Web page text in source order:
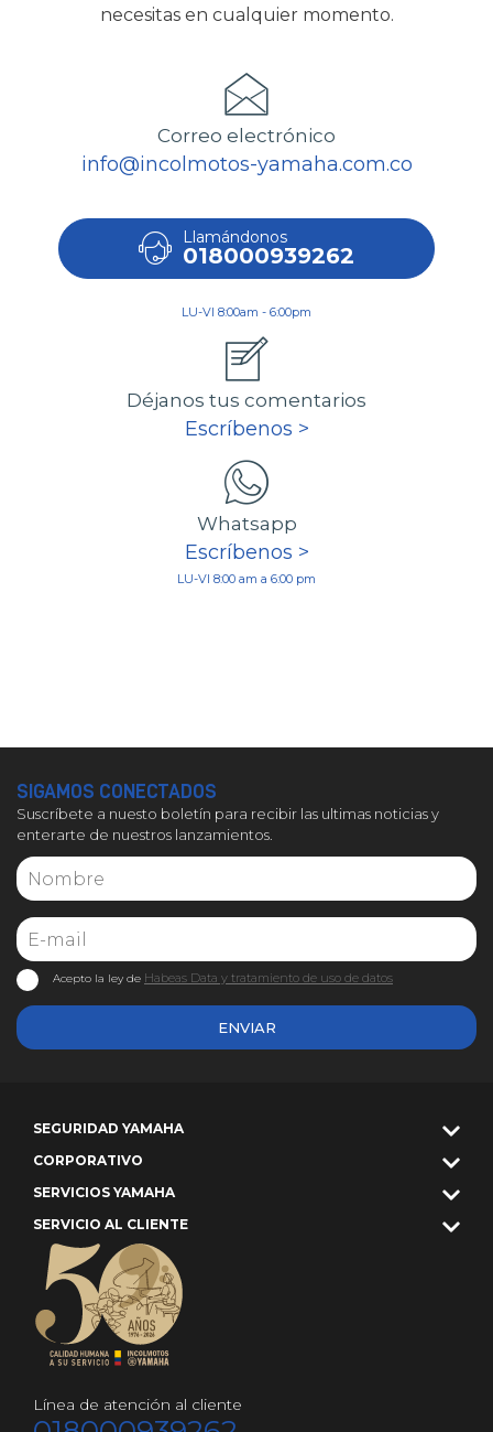
necesitas en cualquier momento.
Correo electrónico
info@incolmotos-yamaha.com.co
Llamándonos
018000939262
LU-VI 8:00am - 6:00pm
Déjanos tus comentarios
Escríbenos >
Whatsapp
Escríbenos >
LU-VI 8:00 am a 6:00 pm
SIGAMOS CONECTADOS
Suscríbete a nuesto boletín para recibir las ultimas noticias y
enterarte de nuestros lanzamientos.
ENVIAR
Acepto la ley de Habeas Data y tratamiento de uso de datos
SEGURIDAD YAMAHA
CORPORATIVO
SERVICIOS YAMAHA
SERVICIO AL CLIENTE
Línea de atención al cliente